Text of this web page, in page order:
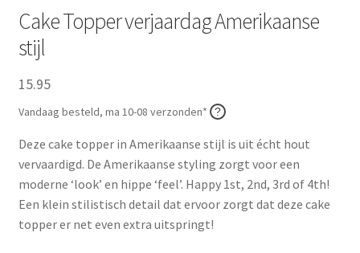
Cake Topper verjaardag Amerikaanse
stijl
15.95
Vandaag besteld, ma 10-08 verzonden*
Deze cake topper in Amerikaanse stijl is uit écht hout
vervaardigd. De Amerikaanse styling zorgt voor een
moderne ‘look’ en hippe ‘feel’. Happy 1st, 2nd, 3rd of 4th!
Een klein stilistisch detail dat ervoor zorgt dat deze cake
topper er net even extra uitspringt!